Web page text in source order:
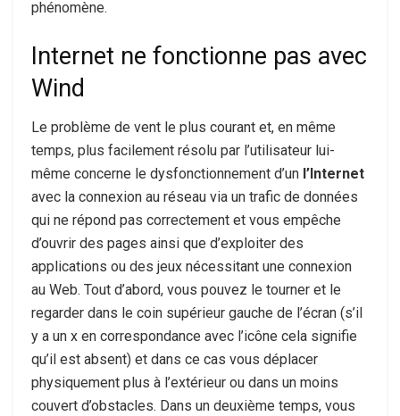
phénomène.
Internet ne fonctionne pas avec
Wind
Le problème de vent le plus courant et, en même
temps, plus facilement résolu par l’utilisateur lui-
même concerne le dysfonctionnement d’un l’Internet
avec la connexion au réseau via un trafic de données
qui ne répond pas correctement et vous empêche
d’ouvrir des pages ainsi que d’exploiter des
applications ou des jeux nécessitant une connexion
au Web. Tout d’abord, vous pouvez le tourner et le
regarder dans le coin supérieur gauche de l’écran (s’il
y a un x en correspondance avec l’icône cela signifie
qu’il est absent) et dans ce cas vous déplacer
physiquement plus à l’extérieur ou dans un moins
couvert d’obstacles. Dans un deuxième temps, vous